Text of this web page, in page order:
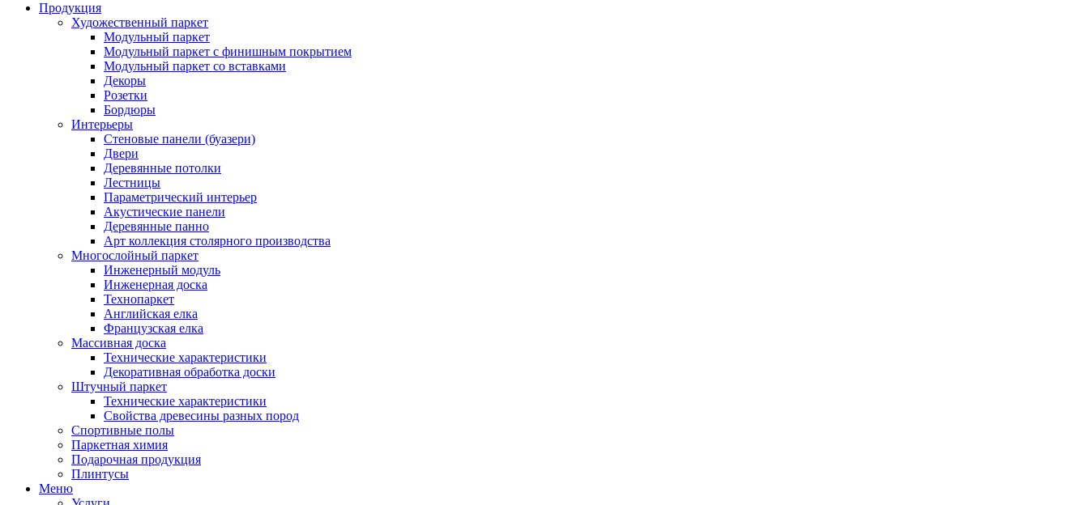
Продукция
Художественный паркет
Модульный паркет
Модульный паркет с финишным покрытием
Модульный паркет со вставками
Декоры
Розетки
Бордюры
Интерьеры
Стеновые панели (буазери)
Двери
Деревянные потолки
Лестницы
Параметрический интерьер
Акустические панели
Деревянные панно
Арт коллекция столярного производства
Многослойный паркет
Инженерный модуль
Инженерная доска
Технопаркет
Английская елка
Французская елка
Массивная доска
Технические характеристики
Декоративная обработка доски
Штучный паркет
Технические характеристики
Свойства древесины разных пород
Спортивные полы
Паркетная химия
Подарочная продукция
Плинтусы
Меню